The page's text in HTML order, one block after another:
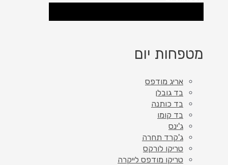
מטפחות יום
אריג מודפס
בד גובלן
בד כותנה
בד קומו
ג'ינס
ג'קרד תחרה
טריקו לורקס
טריקו מודפס לייקרה